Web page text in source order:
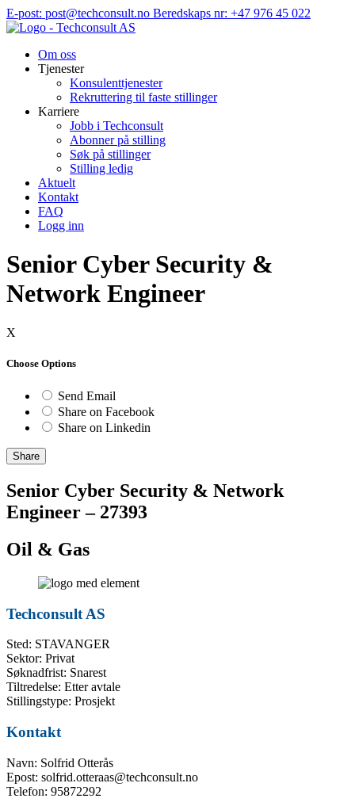
Hopp
til
E-post: post@techconsult.no Beredskaps nr: +47 976 45 022
Om oss
Tjenester
Konsulenttjenester
Rekruttering til faste stillinger
Karriere
Jobb i Techconsult
Abonner på stilling
Søk på stillinger
Stilling ledig
Aktuelt
Kontakt
FAQ
Logg inn
Senior Cyber Security &
Network Engineer
X
Choose Options
Send Email
Share on Facebook
Share on Linkedin
Share
Senior Cyber Security & Network
Engineer – 27393
Oil & Gas
Techconsult AS
Sted: STAVANGER
Sektor: Privat
Søknadfrist: Snarest
Tiltredelse: Etter avtale
Stillingstype: Prosjekt
Kontakt
Navn: Solfrid Otterås
Epost: solfrid.otteraas@techconsult.no
Telefon: 95872292